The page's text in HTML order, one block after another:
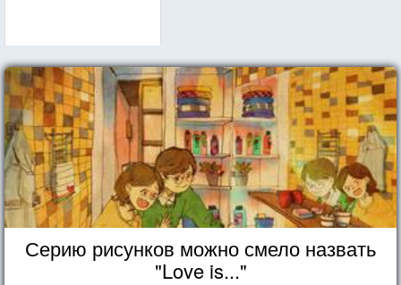
Серию рисунков можно смело назвать
"Love is..."